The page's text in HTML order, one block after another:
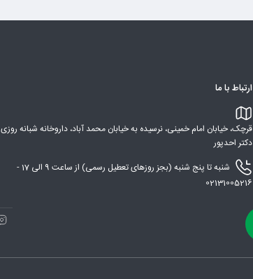
ارتباط با ما
قرچک، خیابان امام خمینی، نرسیده به خیابان محمد آباد، داروخانه شبانه روزی
دکتر احدپور
شنبه تا پنج شنبه (بجز روزهای تعطیل رسمی) از ساعت 9 الی 17 -
02131005216